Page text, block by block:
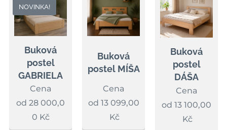
Buková
postel
GABRIELA
NOVINKA!
Cena
od 28 000,0
0 Kč
Buková
postel MÍŠA
Cena
od 13 099,00
Kč
Buková
postel
DÁŠA
Cena
od 13 100,00
Kč